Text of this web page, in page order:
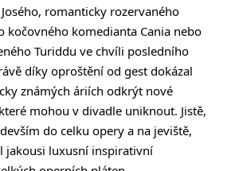
romanticky rozervaného
kočovného komedianta Cania nebo
Turiddu ve chvíli posledního
díky oproštění od gest dokázal
známých áriích odkrýt nové
mohou v divadle uniknout. Jistě,
do celku opery a na jeviště,
jakousi luxusní inspirativní